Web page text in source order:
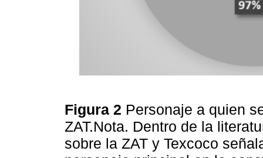
Figura 2 Personaje a quien
ZAT.Nota. Dentro de la
sobre la ZAT y Texcoco